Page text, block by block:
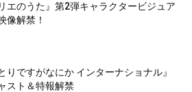
リエのうた』第2弾キャラクタービジュア
像解禁！
りですがなにか インターナショナル』
スト＆特報解禁